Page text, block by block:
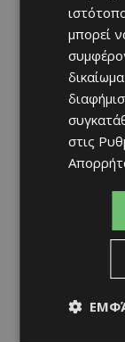
μπορεί
στις